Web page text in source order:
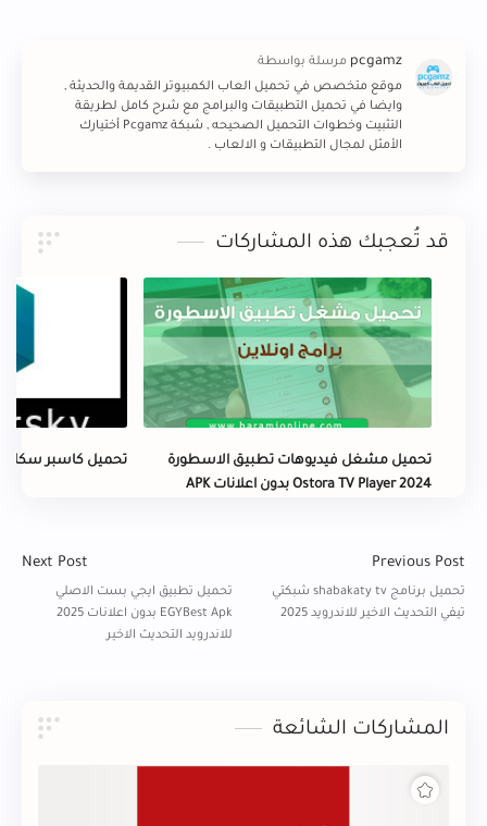
موقع متخصص في تحميل العاب الكمبيوتر القديمة والحديثة ,
وايضا في تحميل التطبيقات والبرامج مع شرح كامل لطريقة
التثبيت وخطوات التحميل الصحيحه , شبكة Pcgamz أختيارك
الأمثل لمجال التطبيقات و الالعاب .
قد تُعجبك هذه المشاركات
تحميل مشغل فيديوهات تطبيق الاسطورة
Ostora TV Player 2024 بدون اعلانات APK
تحميل كاسبر سكاي Premium 2024 للاندرويد
المشاركات الشائعة